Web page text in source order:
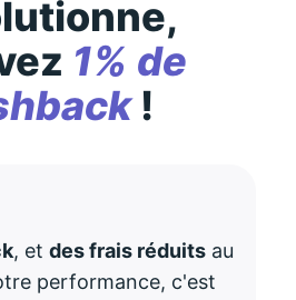
1% de
!
, et des frais réduits au
performance, c'est